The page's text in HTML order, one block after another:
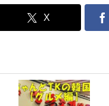
X